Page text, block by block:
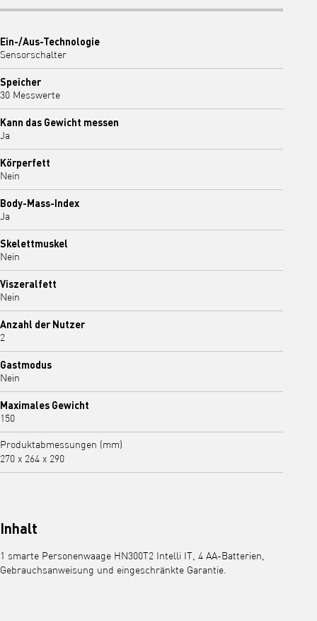
Ein-/Aus-Technologie
Sensorschalter
Speicher
30 Messwerte
Kann das Gewicht messen
Ja
Körperfett
Nein
Body-Mass-Index
Ja
Skelettmuskel
Nein
Viszeralfett
Nein
Anzahl der Nutzer
2
Gastmodus
Nein
Maximales Gewicht
150
Produktabmessungen (mm)
270 x 264 x 290
Inhalt
1 smarte Personenwaage HN300T2 Intelli IT, 4 AA-Batterien,
Gebrauchsanweisung und eingeschränkte Garantie.